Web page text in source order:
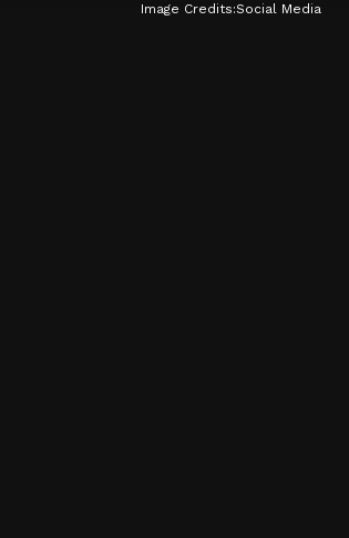
Image Credits:Social Media